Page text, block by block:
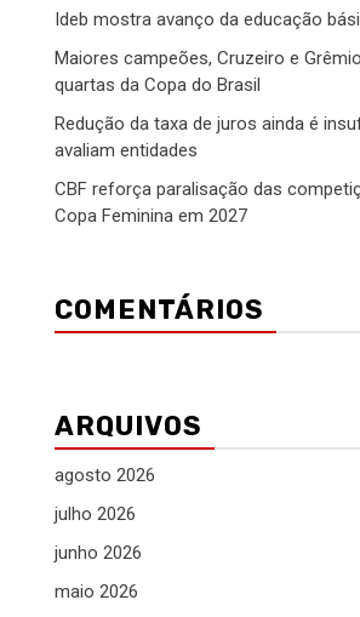
Ideb mostra avanço da educação
Maiores campeões, Cruzeiro e
quartas da Copa do Brasil
Redução da taxa de juros ainda é
avaliam entidades
CBF reforça paralisação das
Copa Feminina em 2027
COMENTÁRIOS
ARQUIVOS
agosto 2026
julho 2026
junho 2026
maio 2026